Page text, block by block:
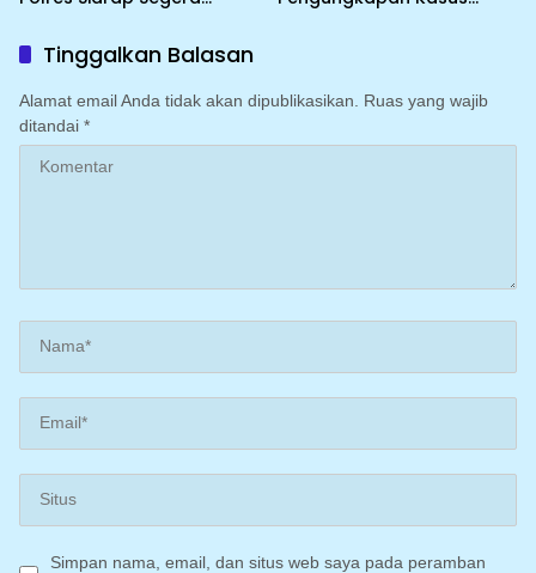
Dugaan Pencemaran
Nama Baik di TikTok
Tinggalkan Balasan
Alamat email Anda tidak akan dipublikasikan.
Ruas yang wajib
ditandai *
Simpan nama, email, dan situs web saya pada peramban